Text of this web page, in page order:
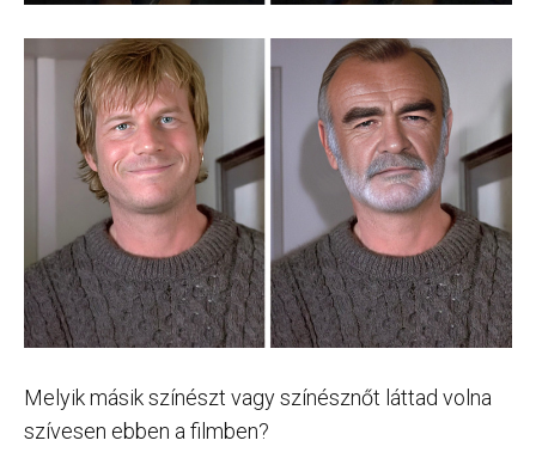
Melyik másik színészt vagy színésznőt láttad volna
szívesen ebben a filmben?